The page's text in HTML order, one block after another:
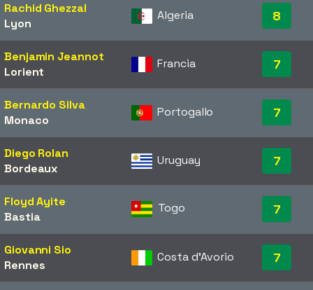
Rachid Ghezzal
Lyon
Algeria 8
Benjamin Jeannot
Lorient
Francia 7
Bernardo Silva
Monaco
Portogallo 7
Diego Rolan
Bordeaux
Uruguay 7
Floyd Ayite
Bastia
Togo 7
Giovanni Sio
Rennes
Costa d'Avorio 7